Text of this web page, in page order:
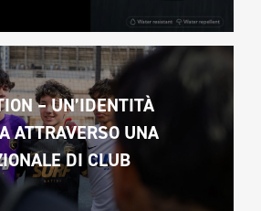
– UN’IDENTITÀ
ATTRAVERSO UNA
DI CLUB